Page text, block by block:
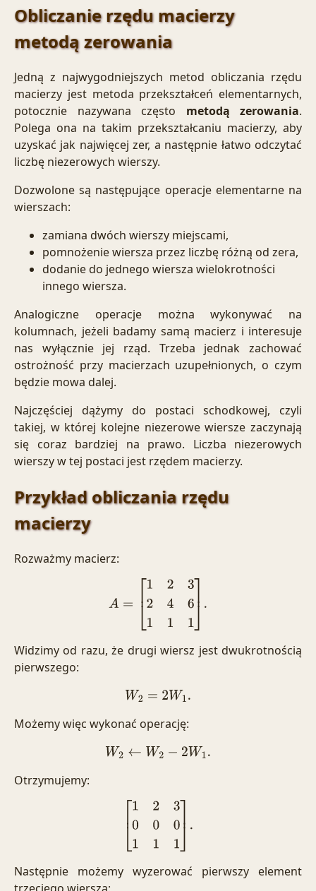
Obliczanie rzędu macierzy
metodą zerowania
Jedną z najwygodniejszych metod obliczania rzędu
macierzy jest metoda przekształceń elementarnych,
potocznie nazywana często metodą zerowania.
Polega ona na takim przekształcaniu macierzy, aby
uzyskać jak najwięcej zer, a następnie łatwo odczytać
liczbę niezerowych wierszy.
Dozwolone są następujące operacje elementarne na
wierszach:
zamiana dwóch wierszy miejscami,
pomnożenie wiersza przez liczbę różną od zera,
dodanie do jednego wiersza wielokrotności
innego wiersza.
Analogiczne operacje można wykonywać na
kolumnach, jeżeli badamy samą macierz i interesuje
nas wyłącznie jej rząd. Trzeba jednak zachować
ostrożność przy macierzach uzupełnionych, o czym
będzie mowa dalej.
Najczęściej dążymy do postaci schodkowej, czyli
takiej, w której kolejne niezerowe wiersze zaczynają
się coraz bardziej na prawo. Liczba niezerowych
wierszy w tej postaci jest rzędem macierzy.
Przykład obliczania rzędu
macierzy
Rozważmy macierz:
3 61 1]
Widzimy od razu, że drugi wiersz jest dwukrotnością
pierwszego:
W 2=2W1.
Możemy więc wykonać operację:
W2←W2−2 W1.
Otrzymujemy:
12 00 11
Następnie możemy wyzerować pierwszy element